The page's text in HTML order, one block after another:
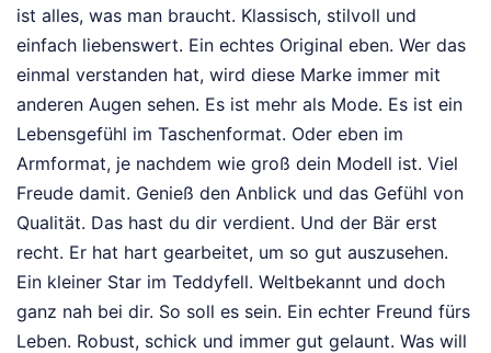
ist alles, was man braucht. Klassisch, stilvoll und
einfach liebenswert. Ein echtes Original eben. Wer das
einmal verstanden hat, wird diese Marke immer mit
anderen Augen sehen. Es ist mehr als Mode. Es ist ein
Lebensgefühl im Taschenformat. Oder eben im
Armformat, je nachdem wie groß dein Modell ist. Viel
Freude damit. Genieß den Anblick und das Gefühl von
Qualität. Das hast du dir verdient. Und der Bär erst
recht. Er hat hart gearbeitet, um so gut auszusehen.
Ein kleiner Star im Teddyfell. Weltbekannt und doch
ganz nah bei dir. So soll es sein. Ein echter Freund fürs
Leben. Robust, schick und immer gut gelaunt. Was will